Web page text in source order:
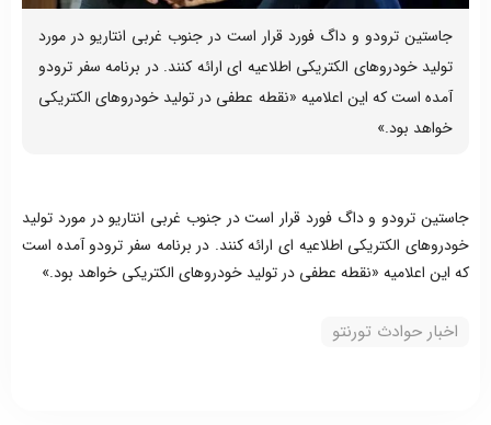
جاستین ترودو و داگ فورد قرار است در جنوب غربی انتاریو در مورد
تولید خودروهای الکتریکی اطلاعیه ای ارائه کنند. در برنامه سفر ترودو
آمده است که این اعلامیه «نقطه عطفی در تولید خودروهای الکتریکی
خواهد بود.»
جاستین ترودو و داگ فورد قرار است در جنوب غربی انتاریو در مورد تولید
خودروهای الکتریکی اطلاعیه ای ارائه کنند. در برنامه سفر ترودو آمده است
که این اعلامیه «نقطه عطفی در تولید خودروهای الکتریکی خواهد بود.»
اخبار حوادث تورنتو